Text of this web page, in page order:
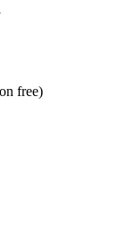
free)